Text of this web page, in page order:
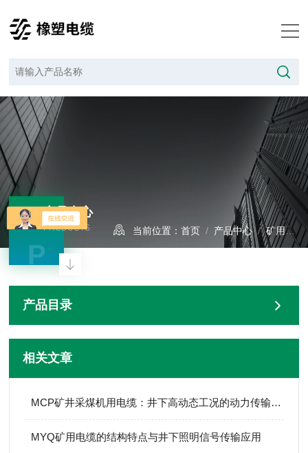
产品中心
PRODUCTS
P
当前位置：首页 / 产品中心/矿用橡套电缆
产品目录
相关文章
MCP矿井采煤机用电缆：井下高动态工况的动力传输核心
MYQ矿用电缆的结构特点与井下照明信号传输应用